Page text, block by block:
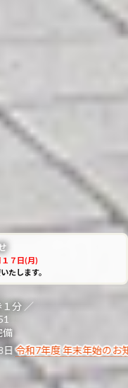
2025年7
７日(月)
たします。
分 ／
備